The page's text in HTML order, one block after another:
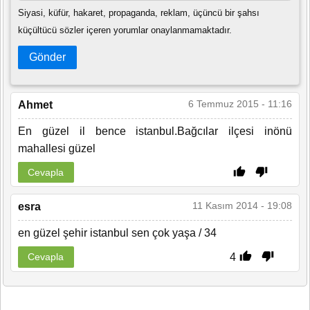
Siyasi, küfür, hakaret, propaganda, reklam, üçüncü bir şahsı
küçültücü sözler içeren yorumlar onaylanmamaktadır.
Gönder
Ahmet 6 Temmuz 2015 - 11:16
En güzel il bence istanbul.Bağcılar ilçesi inönü
mahallesi güzel
Cevapla
esra 11 Kasım 2014 - 19:08
en güzel şehir istanbul sen çok yaşa / 34
4
Cevapla